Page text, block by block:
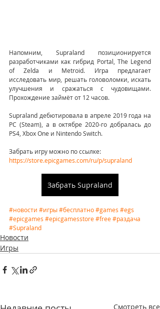
Напомним, Supraland позиционируется
разработчиками как гибрид Portal, The Legend
of Zelda и Metroid. Игра предлагает
исследовать мир, решать головоломки, искать
улучшения и сражаться с чудовищами.
Прохождение займёт от 12 часов.
Supraland дебютировала в апреле 2019 года на
PC (Steam), а в октябре 2020-го добралась до
PS4, Xbox One и Nintendo Switch.
Забрать игру можно по ссылке:
https://store.epicgames.com/ru/p/supraland
Забрать Supraland
#новости #игры#бесплатно#games #egs
#epicgames #epicgamesstore#free#раздача
#Supraland
Новости
Игры
Смотреть все